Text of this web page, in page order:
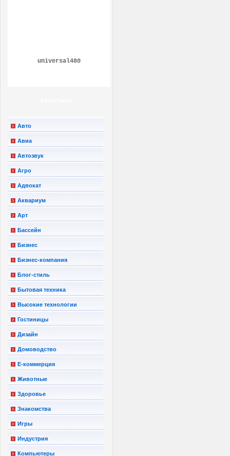
universal480
Авто
Авиа
Автозвук
Агро
Адвокат
Аквариум
Арт
Бассейн
Бизнес
Бизнес-компания
Блог-стиль
Бытовая техника
Высокие технологии
Гостиницы
Дизайн
Домоводство
Е-коммерция
Животные
Здоровье
Знакомства
Игры
Индустрия
Компьютеры